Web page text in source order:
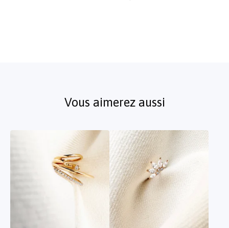
Vous aimerez aussi